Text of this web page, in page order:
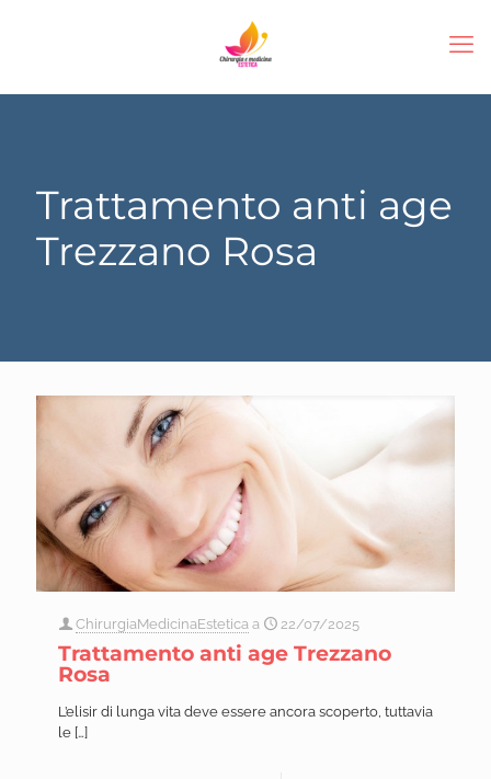
Trattamento anti age
Trezzano Rosa
ChirurgiaMedicinaEstetica a 22/07/2025
Trattamento anti age Trezzano
Rosa
L’elisir di lunga vita deve essere ancora scoperto, tuttavia
le […]